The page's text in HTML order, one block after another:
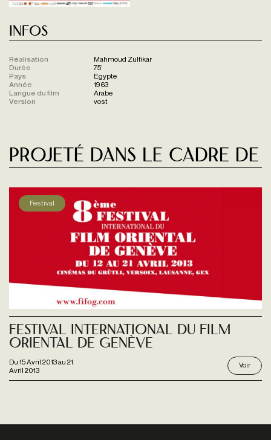
Infos
Réalisation
Mahmoud Zulfikar
Durée
75'
Pays
Egypte
Année
1963
Langue du film
Arabe
Version
vost
Projeté dans le cadre de
Festival
Du 15 Avril 2013au 21
Avril 2013
Festival International Du Film
Oriental De Genève
Voir